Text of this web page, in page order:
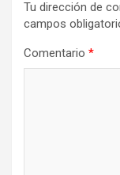
Tu dirección de
campos
Comentario *